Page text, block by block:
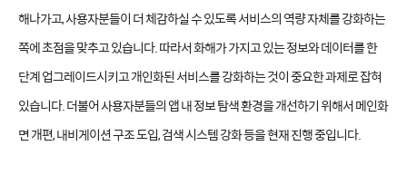
해나가고, 사용자분들이 더 체감하실 수 있도록 서비스의 역량 자체를 강화하는
쪽에 초점을 맞추고 있습니다. 따라서 화해가 가지고 있는 정보와 데이터를 한
단계 업그레이드시키고 개인화된 서비스를 강화하는 것이 중요한 과제로 잡혀
있습니다. 더불어 사용자분들의 앱 내 정보 탐색 환경을 개선하기 위해서 메인화
면 개편, 내비게이션 구조 도입, 검색 시스템 강화 등을 현재 진행 중입니다.